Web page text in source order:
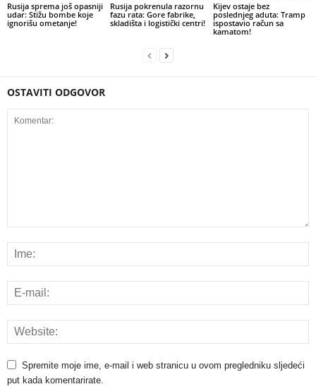
Rusija sprema još opasniji
udar: Stižu bombe koje
ignorišu ometanje!
Rusija pokrenula razornu
fazu rata: Gore fabrike,
skladišta i logistički centri!
Kijev ostaje bez
poslednjeg aduta: Tramp
ispostavio račun sa
kamatom!
OSTAVITI ODGOVOR
Spremite moje ime, e-mail i web stranicu u ovom pregledniku sljedeći
put kada komentarirate.